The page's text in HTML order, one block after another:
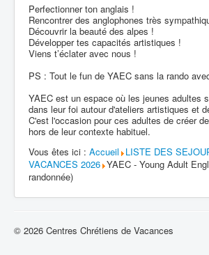
Perfectionner ton anglais !
Rencontrer des anglophones très
Découvrir la beauté des alpes !
Développer tes capacités artistiques !
Viens t’éclater avec nous !
PS : Tout le fun de YAEC sans la rando
YAEC est un espace où les jeunes adultes
dans leur foi autour d'ateliers artistiques et
C'est l'occasion pour ces adultes de créer
hors de leur contexte habituel.
Vous êtes ici : Accueil LISTE DES
VACANCES 2026 YAEC - Young Adult
randonnée)
© 2026 Centres Chrétiens de Vacances